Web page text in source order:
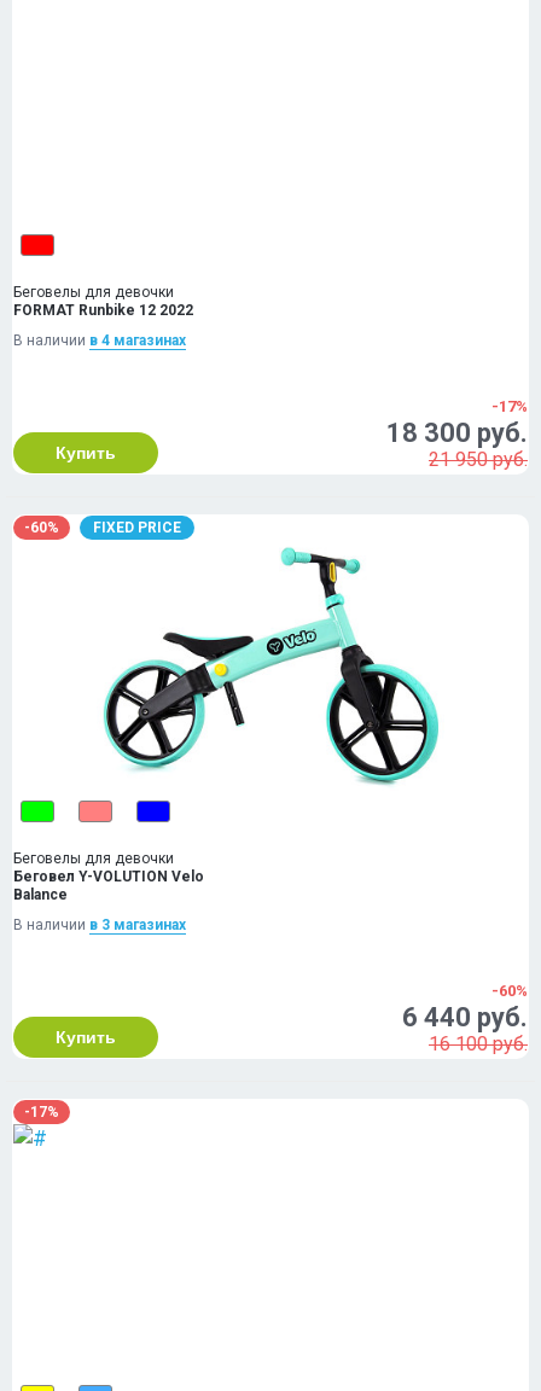
Беговелы для девочки
FORMAT Runbike 12 2022
В наличии в 4 магазинах
Купить
-17%
18 300 руб.
21 950 руб.
-60% FIXED PRICE
Беговелы для девочки
Беговел Y-VOLUTION Velo
Balance
В наличии в 3 магазинах
Купить
-60%
6 440 руб.
16 100 руб.
-17%